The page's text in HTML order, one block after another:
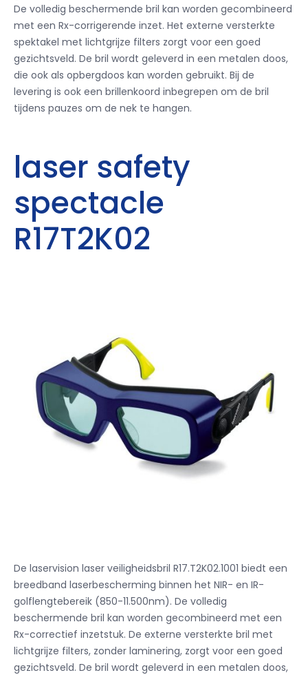
De volledig beschermende bril kan worden gecombineerd
met een Rx-corrigerende inzet. Het externe versterkte
spektakel met lichtgrijze filters zorgt voor een goed
gezichtsveld. De bril wordt geleverd in een metalen doos,
die ook als opbergdoos kan worden gebruikt. Bij de
levering is ook een brillenkoord inbegrepen om de bril
tijdens pauzes om de nek te hangen.
laser safety
spectacle
R17T2K02
De laservision laser veiligheidsbril R17.T2K02.1001 biedt een
breedband laserbescherming binnen het NIR- en IR-
golflengtebereik (850-11.500nm). De volledig
beschermende bril kan worden gecombineerd met een
Rx-correctief inzetstuk. De externe versterkte bril met
lichtgrijze filters, zonder laminering, zorgt voor een goed
gezichtsveld. De bril wordt geleverd in een metalen doos,